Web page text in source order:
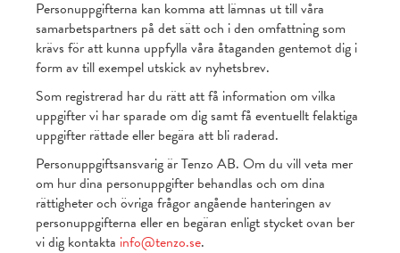
Personuppgifterna kan komma att lämnas ut till våra
samarbetspartners på det sätt och i den omfattning som
krävs för att kunna uppfylla våra åtaganden gentemot dig i
form av till exempel utskick av nyhetsbrev.
Som registrerad har du rätt att få information om vilka
uppgifter vi har sparade om dig samt få eventuellt felaktiga
uppgifter rättade eller begära att bli raderad.
Personuppgiftsansvarig är Tenzo AB. Om du vill veta mer
om hur dina personuppgifter behandlas och om dina
rättigheter och övriga frågor angående hanteringen av
personuppgifterna eller en begäran enligt stycket ovan ber
vi dig kontakta info@tenzo.se.